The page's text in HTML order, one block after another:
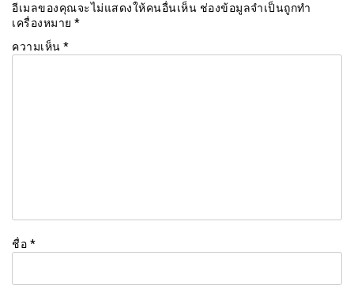
อีเมลของคุณจะไม่แสดงให้คนอื่นเห็น ช่องข้อมูลจำเป็นถูกทำ
เครื่องหมาย *
ความเห็น *
ชื่อ *